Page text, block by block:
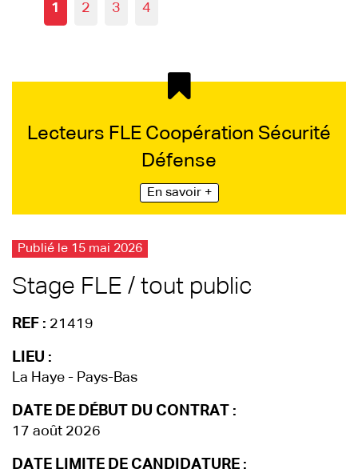
1 2 3 4
Lecteurs FLE Coopération Sécurité
Défense
En savoir +
Publié le 15 mai 2026
Stage FLE / tout public
REF : 21419
LIEU :
La Haye - Pays-Bas
DATE DE DÉBUT DU CONTRAT :
17 août 2026
DATE LIMITE DE CANDIDATURE :